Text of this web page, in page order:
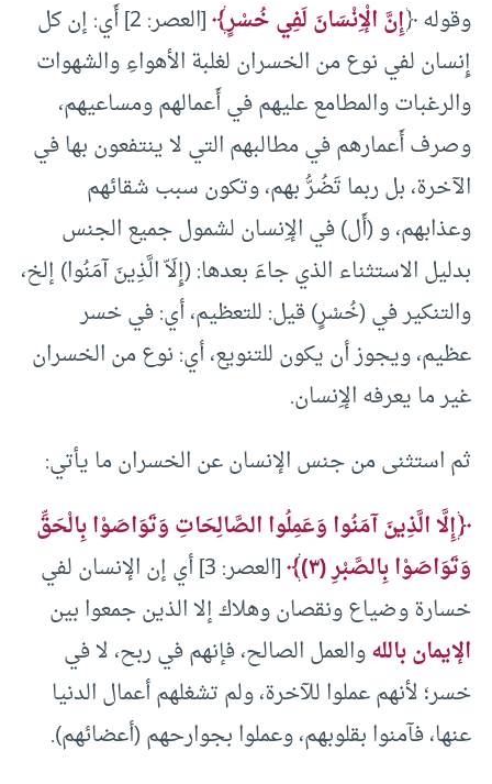
وقوله ﴿إِنَّ الْإِنْسَانَ لَفِي خُسْرٍ﴾
[العصر: 2] أَي: إن كل
إِنسان لفي نوع من الخسران لغلبة الأهواءِ والشهوات
والرغبات والمطامع عليهم في أَعمالهم ومساعيهم،
وصرف أَعمارهم في مطالبهم التي لا ينتفعون بها في
الآخرة، بل ربما تَضُرُّ بهم، وتكون سبب شقائهم
وعذابهم، و (أَل) في الإِنسان لشمول جميع الجنس
بدليل الاستثناء الذي جاءَ بعدها: (إِلَاّ الَّذِينَ آمَنُوا) إلخ،
والتنكير في (خُسْرٍ) قيل: للتعظيم، أي: في خسر
عظيم، ويجوز أن يكون للتنويع، أي: نوع من الخسران
غير ما يعرفه الإِنسان.
ثم استثنى من جنس الإنسان عن الخسران ما يأتي:
﴿إِلَّا الَّذِينَ آمَنُوا وَعَمِلُوا الصَّالِحَاتِ وَتَوَاصَوْا بِالْحَقِّ
وَتَوَاصَوْا بِالصَّبْرِ (٣)﴾
[العصر: 3] أي إن الإنسان لفي
خسارة وضياع ونقصان وهلاك إلا الذين جمعوا بين
الإيمان باللهوالعمل الصالح، فإنهم في ربح، لا في
خسر؛ لأنهم عملوا للآخرة، ولم تشغلهم أعمال الدنيا
عنها، فآمنوا بقلوبهم، وعملوا بجوارحهم (أعضائهم).